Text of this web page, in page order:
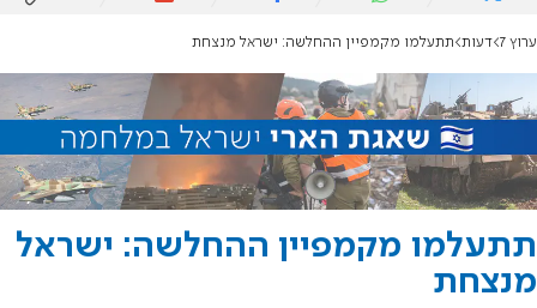
ערוץ 7 דעות תתעלמו מקמפיין ההחלשה: ישראל מנצחת
תתעלמו מקמפיין ההחלשה: ישראל
מנצחת